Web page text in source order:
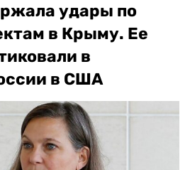
удары по
в Крыму. Ее
в
в США